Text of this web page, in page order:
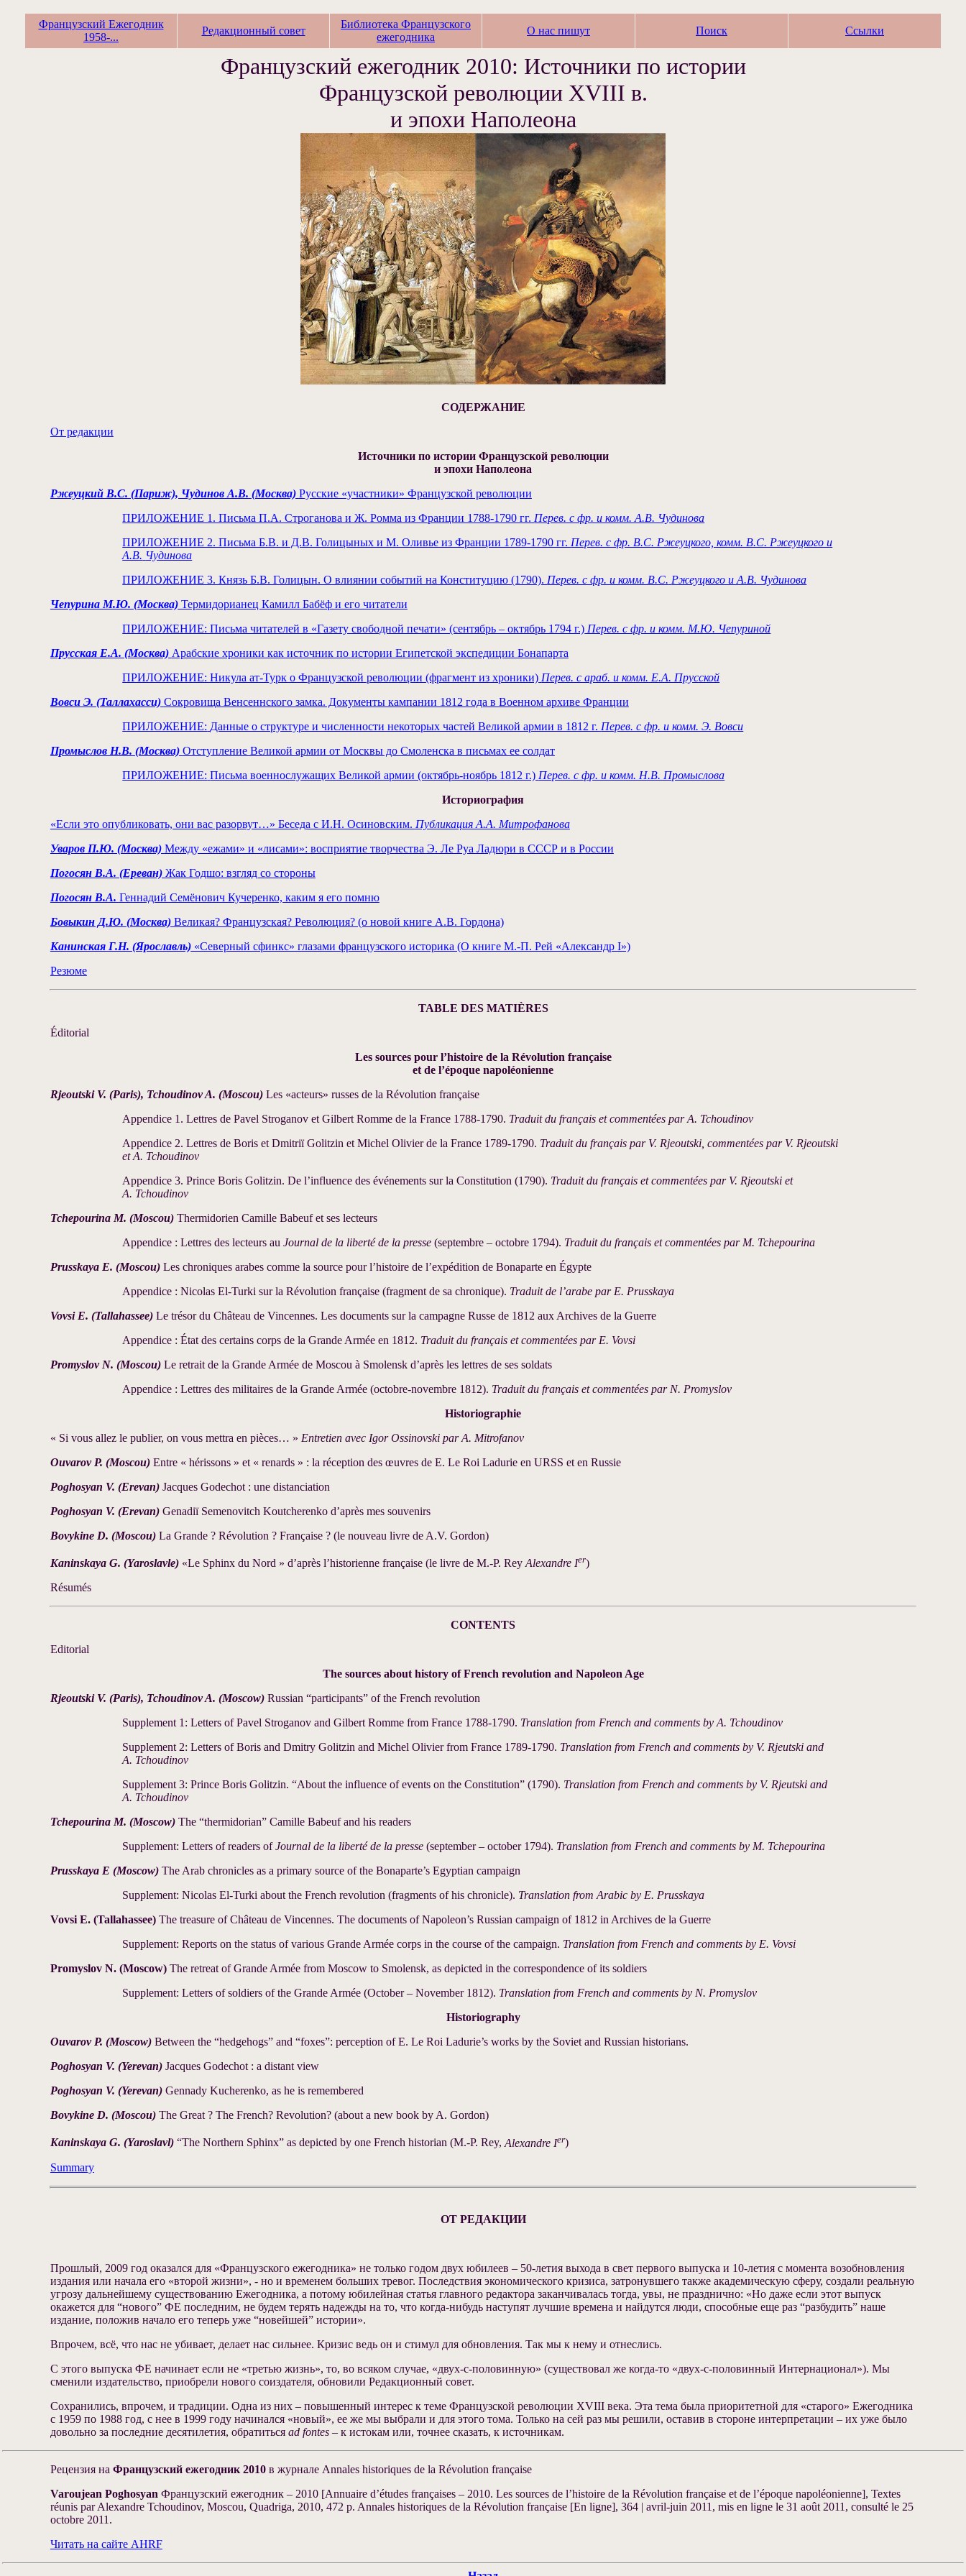
Французский Ежегодник
1958-...
Редакционный совет
Библиотека Французского
ежегодника
О нас пишут Поиск Ссылки
Французский ежегодник 2010: Источники по истории
Французской революции XVIII в.
и эпохи Наполеона
СОДЕРЖАНИЕ
От редакции
Источники по истории Французской революции
и эпохи Наполеона
Ржеуцкий В.С. (Париж), Чудинов А.В. (Москва) Русские «участники» Французской революции
ПРИЛОЖЕНИЕ 1. Письма П.А. Строганова и Ж. Ромма из Франции 1788-1790 гг. Перев. с фр. и комм. А.В. Чудинова
ПРИЛОЖЕНИЕ 2. Письма Б.В. и Д.В. Голицыных и М. Оливье из Франции 1789-1790 гг. Перев. с фр. В.С. Ржеуцкого, комм. В.С. Ржеуцкого и
А.В. Чудинова
ПРИЛОЖЕНИЕ 3. Князь Б.В. Голицын. О влиянии событий на Конституцию (1790). Перев. с фр. и комм. В.С. Ржеуцкого и А.В. Чудинова
Чепурина М.Ю. (Москва)Термидорианец Камилл Бабёф и его читатели
ПРИЛОЖЕНИЕ: Письма читателей в «Газету свободной печати» (сентябрь – октябрь 1794 г.) Перев. с фр. и комм. М.Ю. Чепуриной
Прусская Е.А. (Москва) Арабские хроники как источник по истории Египетской экспедиции Бонапарта
ПРИЛОЖЕНИЕ: Никула ат-Турк о Французской революции (фрагмент из хроники) Перев. с араб. и комм. Е.А. Прусской
Вовси Э. (Таллахасси) Сокровища Венсеннского замка. Документы кампании 1812 года в Военном архиве Франции
ПРИЛОЖЕНИЕ: Данные о структуре и численности некоторых частей Великой армии в 1812 г. Перев. с фр. и комм. Э. Вовси
Промыслов Н.В. (Москва) Отступление Великой армии от Москвы до Смоленска в письмах ее солдат
ПРИЛОЖЕНИЕ: Письма военнослужащих Великой армии (октябрь-ноябрь 1812 г.) Перев. с фр. и комм. Н.В. Промыслова
Историография
«Если это опубликовать, они вас разорвут…» Беседа с И.Н. Осиновским. Публикация А.А. Митрофанова
Уваров П.Ю. (Москва) Между «ежами» и «лисами»: восприятие творчества Э. Ле Руа Ладюри в СССР и в России
Погосян В.А. (Ереван) Жак Годшо: взгляд со стороны
Погосян В.А. Геннадий Семёнович Кучеренко, каким я его помню
Бовыкин Д.Ю. (Москва) Великая? Французская? Революция? (о новой книге А.В. Гордона)
Канинская Г.Н. (Ярославль)«Северный сфинкс» глазами французского историка (О книге М.-П. Рей «Александр I»)
Резюме
TABLE DES MATIÈRES
Éditorial
Les sources pour l’histoire de la Révolution française
et de l’époque napoléonienne
Rjeoutski V. (Paris), Tchoudinov A. (Moscou)Les «acteurs» russes de la Révolution française
Appendice 1. Lettres de Pavel Stroganov et Gilbert Romme de la France 1788-1790. Traduit du français et commentées par A. Tchoudinov
Appendice 2. Lettres de Boris et Dmitriï Golitzin et Michel Olivier de la France 1789-1790. Traduit du français par V. Rjeoutski, commentées par V. Rjeoutski
et A. Tchoudinov
Appendice 3. Prince Boris Golitzin. De l’influence des événements sur la Constitution (1790). Traduit du français et commentées par V. Rjeoutski et
A. Tchoudinov
Tchepourina M. (Moscou)Thermidorien Camille Babeuf et ses lecteurs
Appendice : Lettres des lecteurs auJournal de la liberté de la presse (septembre – octobre 1794). Traduit du français et commentées par M. Tchepourina
Prusskaya E. (Moscou)Les chroniques arabes comme la source pour l’histoire de l’expédition de Bonaparte en Égypte
Appendice : Nicolas El-Turki sur la Révolution française (fragment de sa chronique). Traduit de l’arabe par E. Prusskaya
Vovsi E. (Tallahassee)Le trésor du Château de Vincennes. Les documents sur la campagne Russe de 1812 aux Archives de la Guerre
Appendice : État des certains corps de la Grande Armée en 1812. Traduit du français et commentées par E. Vovsi
Promyslov N. (Moscou) Le retrait de la Grande Armée de Moscou à Smolensk d’après les lettres de ses soldats
Appendice : Lettres des militaires de la Grande Armée (octobre-novembre 1812). Traduit du français et commentées par N. Promyslov
Historiographie
« Si vous allez le publier, on vous mettra en pièces… » Entretien avec Igor Ossinovski par A. Mitrofanov
Ouvarov P. (Moscou)Entre « hérissons » et « renards » : la réception des œuvres de E. Le Roi Ladurie en URSS et en Russie
Poghosyan V. (Erevan)Jacques Godechot : une distanciation
Poghosyan V. (Erevan)Genadiï Semenovitch Koutcherenko d’après mes souvenirs
Bovykine D. (Moscou)La Grande ? Révolution ? Française ? (le nouveau livre de A.V. Gordon)
Kaninskaya G. (Yaroslavle)«Le Sphinx du Nord » d’après l’historienne française (le livre de M.-P. Rey Alexandre Ier)
Résumés
CONTENTS
Editorial
The sources about history of French revolution and Napoleon Age
Rjeoutski V. (Paris), Tchoudinov A. (Moscow)Russian “participants” of the French revolution
Supplement 1: Letters of Pavel Stroganov and Gilbert Romme from France 1788-1790. Translation from French and comments by A. Tchoudinov
Supplement 2: Letters of Boris and Dmitry Golitzin and Michel Olivier from France 1789-1790. Translation from French and comments by V. Rjeutski and
A. Tchoudinov
Supplement 3: Prince Boris Golitzin. “About the influence of events on the Constitution” (1790). Translation from French and comments by V. Rjeutski and
A. Tchoudinov
Tchepourina M. (Moscow) The “thermidorian” Camille Babeuf and his readers
Supplement: Letters of readers ofJournal de la liberté de la presse (september – october 1794). Translation from French and comments by M. Tchepourina
Prusskaya E (Moscow) The Arab chronicles as a primary source of the Bonaparte’s Egyptian campaign
Supplement: Nicolas El-Turki about the French revolution (fragments of his chronicle). Translation from Arabic by E. Prusskaya
Vovsi E. (Tallahassee)The treasure of Château de Vincennes. The documents of Napoleon’s Russian campaign of 1812 in Archives de la Guerre
Supplement: Reports on the status of various Grande Armée corps in the course of the campaign. Translation from French and comments by E. Vovsi
Promyslov N. (Moscow)The retreat of Grande Armée from Moscow to Smolensk, as depicted in the correspondence of its soldiers
Supplement: Letters of soldiers of the Grande Armée (October – November 1812). Translation from French and comments by N. Promyslov
Historiography
Ouvarov P. (Moscow) Between the “hedgehogs” and “foxes”: perception of E. Le Roi Ladurie’s works by the Soviet and Russian historians.
Poghosyan V. (Yerevan) Jacques Godechot : a distant view
Poghosyan V. (Yerevan)Gennady Kucherenko, as he is remembered
Bovykine D. (Moscou) The Great ? The French? Revolution? (about a new book by A. Gordon)
Kaninskaya G. (Yaroslavl) “The Northern Sphinx” as depicted by one French historian (M.-P. Rey, Alexandre Ier)
Summary
ОТ РЕДАКЦИИ
Прошлый, 2009 год оказался для «Французского ежегодника» не только годом двух юбилеев – 50-летия выхода в свет первого выпуска и 10-летия с момента возобновления
издания или начала его «второй жизни», ‑ но и временем больших тревог. Последствия экономического кризиса, затронувшего также академическую сферу, создали реальную
угрозу дальнейшему существованию Ежегодника, а потому юбилейная статья главного редактора заканчивалась тогда, увы, не празднично: «Но даже если этот выпуск
окажется для “нового” ФЕ последним, не будем терять надежды на то, что когда-нибудь наступят лучшие времена и найдутся люди, способные еще раз “разбудить” наше
издание, положив начало его теперь уже “новейшей” истории».
Впрочем, всё, что нас не убивает, делает нас сильнее. Кризис ведь он и стимул для обновления. Так мы к нему и отнеслись.
С этого выпуска ФЕ начинает если не «третью жизнь», то, во всяком случае, «двух-с-половинную» (существовал же когда-то «двух-с-половинный Интернационал»). Мы
сменили издательство, приобрели нового соиздателя, обновили Редакционный совет.
Сохранились, впрочем, и традиции. Одна из них – повышенный интерес к теме Французской революции XVIII века. Эта тема была приоритетной для «старого» Ежегодника
с 1959 по 1988 год, с нее в 1999 году начинался «новый», ее же мы выбрали и для этого тома. Только на сей раз мы решили, оставив в стороне интерпретации – их уже было
довольно за последние десятилетия, обратиться ad fontes – к истокам или, точнее сказать, к источникам.
Рецензия на Французский ежегодник 2010в журнале Annales historiques de la Révolution française
Varoujean Poghosyan Французский ежегодник – 2010 [Annuaire d’études françaises – 2010. Les sources de l’histoire de la Révolution française et de l’époque napoléonienne], Textes
réunis par Alexandre Tchoudinov, Moscou, Quadriga, 2010, 472 p. Annales historiques de la Révolution française [En ligne], 364 | avril-juin 2011, mis en ligne le 31 août 2011, consulté le 25
octobre 2011.
Читать на сайте AHRF